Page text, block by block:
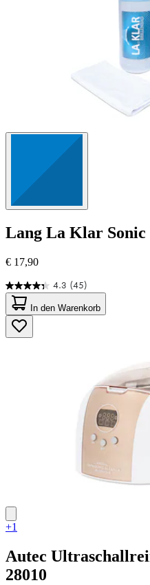
Lang La Klar Sonic
€ 17,90
4.3 (45)
4.3
von
5
Sternen.
45
In den Warenkorb
+1
Autec
28010